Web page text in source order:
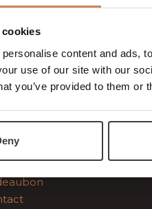
content and ads,
use of our site with our
you’ve provided to them
bijeenkomsten
& jubileum
Zeeland
met vergaderruimte